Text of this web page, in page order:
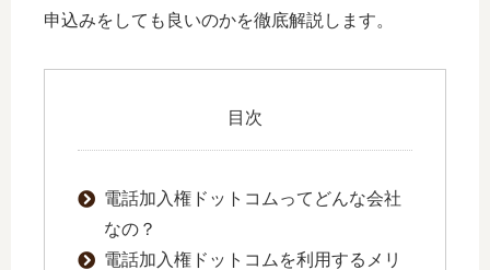
申込みをしても良いのかを徹底解説します。
目次
電話加入権ドットコムってどんな会社
なの？
電話加入権ドットコムを利用するメリ